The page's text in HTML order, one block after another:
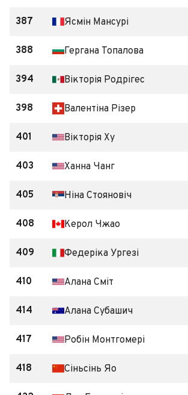
387 Ясмін Мансурі
388 Гергана Топалова
394 Вікторія Родрігес
398 Валентіна Різер
401 Вікторія Ху
403 Ханна Чанг
405 Ніна Стояновіч
408 Керол Чжао
409 Федеріка Ургезі
410 Алана Сміт
414 Алана Субашич
417 Робін Монтгомері
418 Сіньсінь Яо